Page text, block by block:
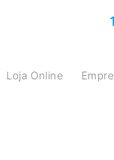
Loja Online